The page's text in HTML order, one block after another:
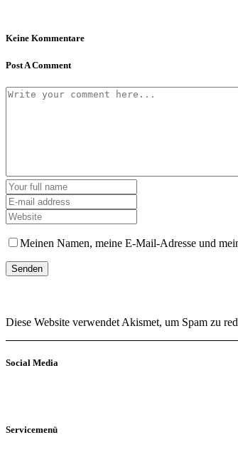
Keine Kommentare
Post A Comment
Meinen Namen, meine E-Mail-Adresse und
Diese Website verwendet Akismet, um Spam zu
Social Media
Servicemenü